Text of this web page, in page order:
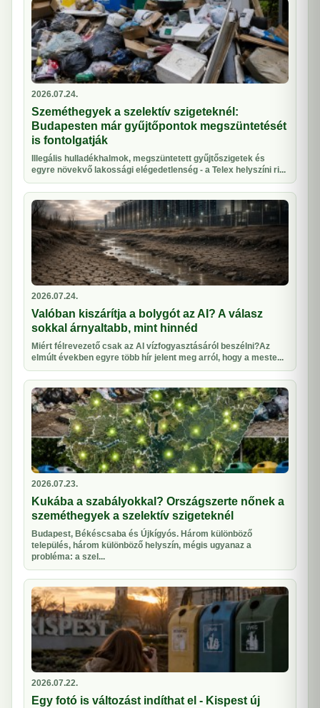
2026.07.24.
Szeméthegyek a szelektív szigeteknél:
Budapesten már gyűjtőpontok megszüntetését
is fontolgatják
Illegális hulladékhalmok, megszüntetett gyűjtőszigetek és
egyre növekvő lakossági elégedetlenség - a Telex helyszíni ri...
2026.07.24.
Valóban kiszárítja a bolygót az AI? A válasz
sokkal árnyaltabb, mint hinnéd
Miért félrevezető csak az AI vízfogyasztásáról beszélni?Az
elmúlt években egyre több hír jelent meg arról, hogy a meste...
2026.07.23.
Kukába a szabályokkal? Országszerte nőnek a
szeméthegyek a szelektív szigeteknél
Budapest, Békéscsaba és Újkígyós. Három különböző
település, három különböző helyszín, mégis ugyanaz a
probléma: a szel...
2026.07.22.
Egy fotó is változást indíthat el - Kispest új